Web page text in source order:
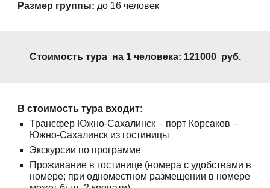
Размер группы: до 16 человек
Стоимость тура на 1 человека: 121000руб.
В стоимость тура входит:
Трансфер Южно-Сахалинск – порт Корсаков –
Южно-Сахалинск из гостиницы
Экскурсии по программе
Проживание в гостинице (номера с удобствами в
номере; при одноместном размещении в номере